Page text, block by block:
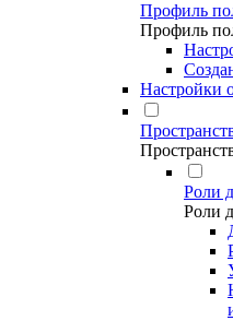
Профиль
Профиль
Настройки
Роли
Роли